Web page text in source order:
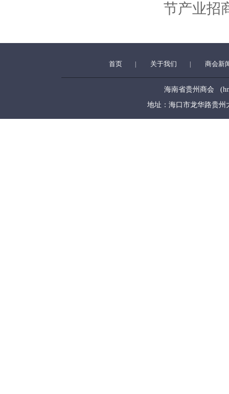
节产业招
首页 关于我们 商会新
海南省贵州商会
地址：海口市龙华路贵州